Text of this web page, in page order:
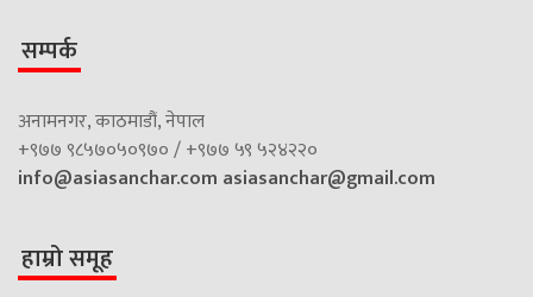
सम्पर्क
अनामनगर, काठमाडौं, नेपाल
+९७७ ९८५७०५०९७० / +९७७ ५९ ५२४२२०
info@asiasanchar.com asiasanchar@gmail.com
हाम्रो समूह